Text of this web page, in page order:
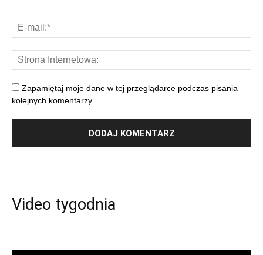
Zapamiętaj moje dane w tej przeglądarce podczas pisania
kolejnych komentarzy.
Video tygodnia